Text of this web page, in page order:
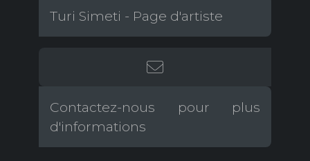
Turi Simeti - Page d'artiste
Contactez-nous pour plus
d'informations